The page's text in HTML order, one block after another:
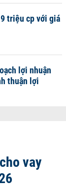
triệu cp với giá
lợi nhuận
thuận lợi
vay